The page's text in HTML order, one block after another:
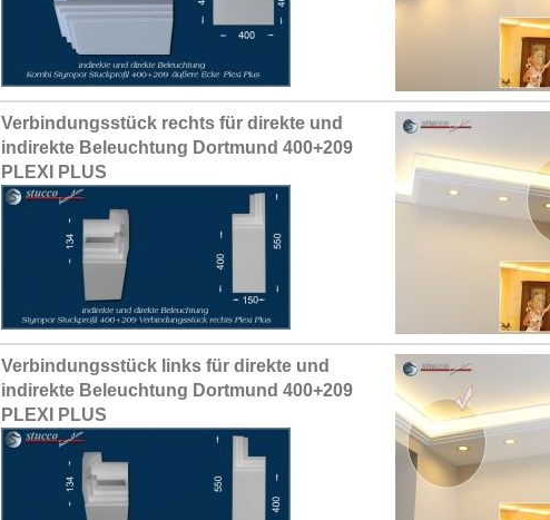
Verbindungsstück rechts für direkte und
indirekte Beleuchtung Dortmund 400+209
PLEXI PLUS
Verbindungsstück links für direkte und
indirekte Beleuchtung Dortmund 400+209
PLEXI PLUS